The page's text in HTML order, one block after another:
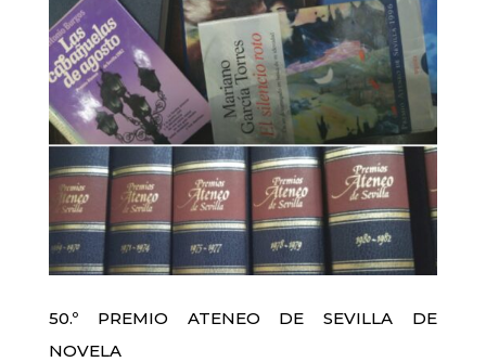
50.º PREMIO ATENEO DE SEVILLA DE
NOVELA